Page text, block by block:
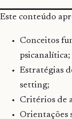
Este conteúdo
Conceitos
psicanalítica;
Estratégias
setting;
Critérios de
Orientações